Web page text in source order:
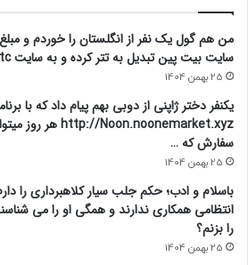
سایت بیت پین تبدیل به تتر کرده و به سایت ntc انتقال داده …
25 بهمن 1404
یکنفر دختر ژاپنی از دوبی بهم پیام داد که با
سفارش که …
25 بهمن 1404
باسلام و ادب؛ حکم جلب سیار کلاهبرداری را
انتظامی همکاری ندارند و همگی او را می
را بزنم؟
25 بهمن 1404